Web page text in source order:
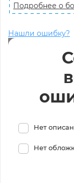
Подробнее о
Нашли ошибку?
Нет
Нет